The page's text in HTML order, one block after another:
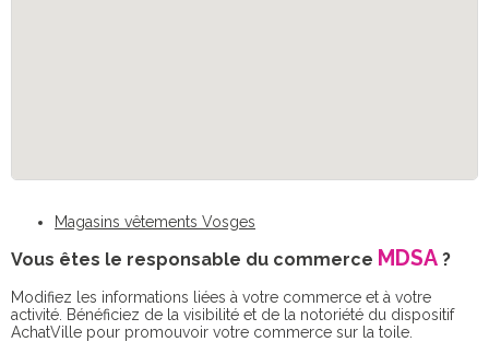
Magasins vêtements Vosges
Vous êtes le responsable du commerce MDSA ?
Modifiez les informations liées à votre commerce et à votre
activité. Bénéficiez de la visibilité et de la notoriété du dispositif
AchatVille pour promouvoir votre commerce sur la toile.